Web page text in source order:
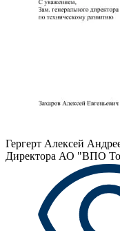
Гергерт Алексей
Директора АО "ВПО